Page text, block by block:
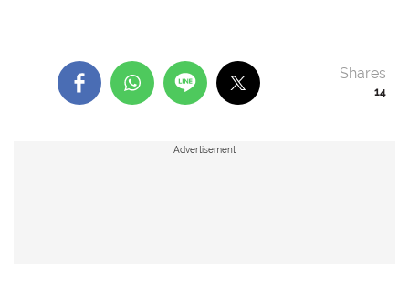
14
Shares
Advertisement